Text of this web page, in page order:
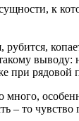
к
при рядовой
много,
то чувство